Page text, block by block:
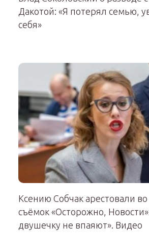
Дакотой: «Я потерял семью,
себя»
Ксению Собчак арестовали
съёмок «Осторожно,
двушечку не впаяют». Видео